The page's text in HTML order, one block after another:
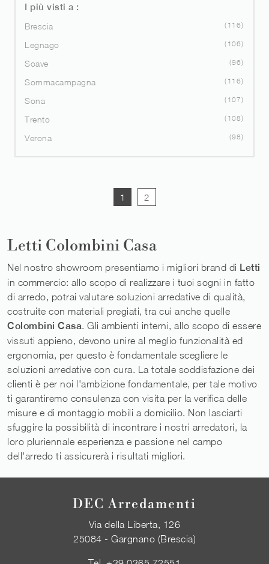
I più visti a :
Brescia
116
Legnago 106
Soave 96
Sommacampagna 116
Sona 107
Trento 108
Verona 98
1 2
Letti Colombini Casa
Nel nostro showroom presentiamo i migliori brand di Letti
in commercio: allo scopo di realizzare i tuoi sogni in fatto
di arredo, potrai valutare soluzioni arredative di qualità,
costruite con materiali pregiati, tra cui anche quelle
Colombini Casa. Gli ambienti interni, allo scopo di essere
vissuti appieno, devono unire al meglio funzionalità ed
ergonomia, per questo è fondamentale scegliere le
soluzioni arredative con cura. La totale soddisfazione dei
clienti è per noi l'ambizione fondamentale, per tale motivo
ti garantiremo consulenza con visita per la verifica delle
misure e di montaggio mobili a domicilio. Non lasciarti
sfuggire la possibilità di incontrare i nostri arredatori, la
loro pluriennale esperienza e passione nel campo
dell'arredo ti assicurerà i risultati migliori.
DEC Arredamenti
Via della Liberta, 126
25084 - Gargnano (Brescia)